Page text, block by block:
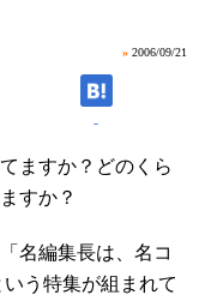
» 2006/09/21
-
ますか？どのくら
すか？
名編集長は、名コ
う特集が組まれて